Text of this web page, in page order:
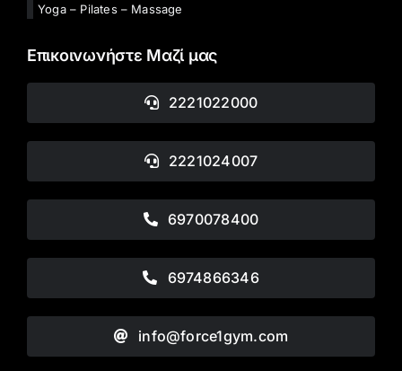
Yoga – Pilates – Massage
Επικοινωνήστε Μαζί μας
2221022000
2221024007
6970078400
6974866346
info@force1gym.com